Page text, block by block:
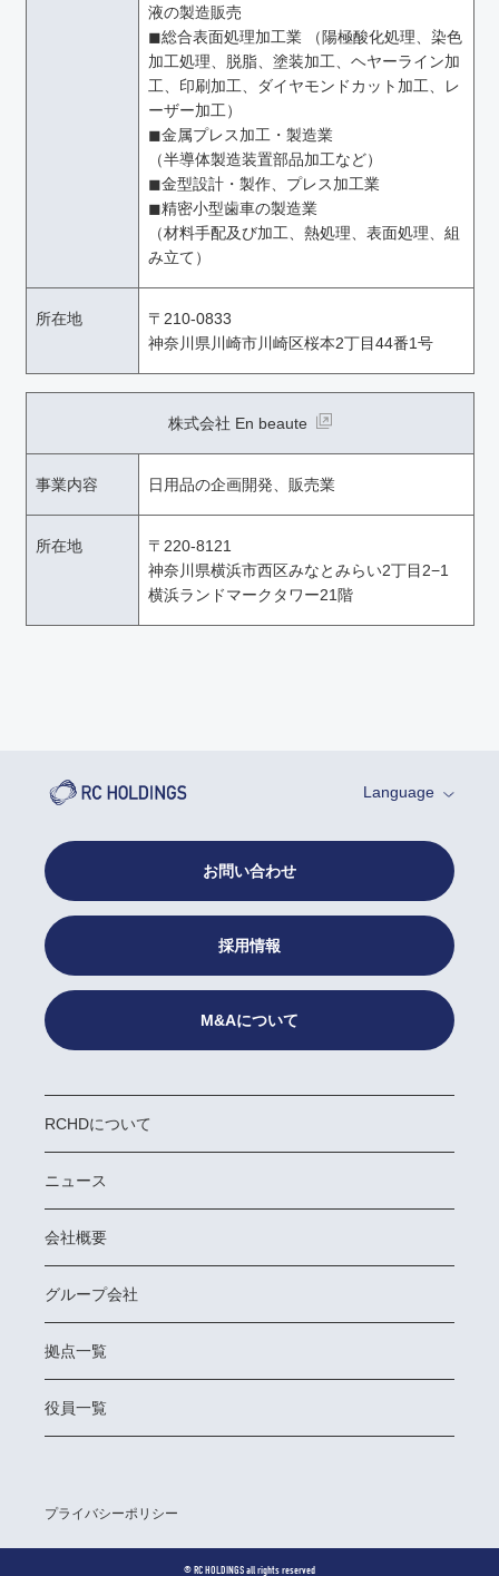
液の製造販売
◼︎総合表面処理加工業 （陽極酸化処理、染色
加工処理、脱脂、塗装加工、ヘヤーライン加
工、印刷加工、ダイヤモンドカット加工、レ
ーザー加工）
◼︎金属プレス加工・製造業
（半導体製造装置部品加工など）
◼︎金型設計・製作、プレス加工業
◼︎精密小型歯車の製造業
（材料手配及び加工、熱処理、表面処理、組
み立て）
所在地
〒210-0833
神奈川県川崎市川崎区桜本2丁目44番1号
株式会社 En beaute
事業内容 日用品の企画開発、販売業
所在地
〒220-8121
神奈川県横浜市西区みなとみらい2丁目2−1
横浜ランドマークタワー21階
Language
RCHDについて
ニュース
会社概要
グループ会社
拠点一覧
役員一覧
プライバシーポリシー
お問い合わせ
採用情報
M&Aについて
©︎ RC HOLDINGS all rights reserved